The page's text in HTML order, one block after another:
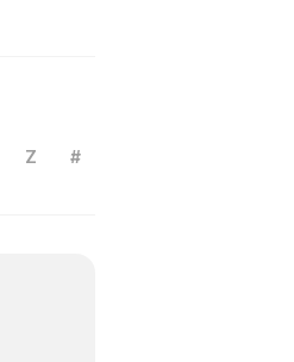
Z #